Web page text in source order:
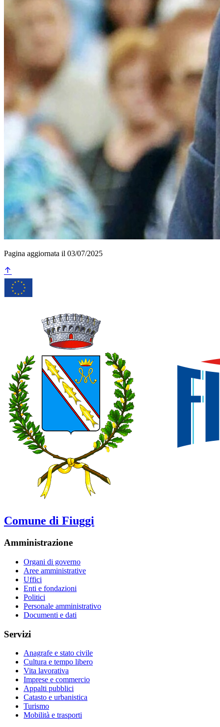
Pagina aggiornata il 03/07/2025
Comune di Fiuggi
Amministrazione
Organi di governo
Aree amministrative
Uffici
Enti e fondazioni
Politici
Personale amministrativo
Documenti e dati
Servizi
Anagrafe e stato civile
Cultura e tempo libero
Vita lavorativa
Imprese e commercio
Appalti pubblici
Catasto e urbanistica
Turismo
Mobilità e trasporti